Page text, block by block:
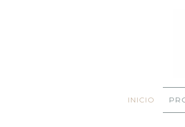
INICIO